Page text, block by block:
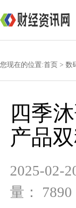
您现在的位置:首页 > 数
四季
产品
2025-
量： 7890